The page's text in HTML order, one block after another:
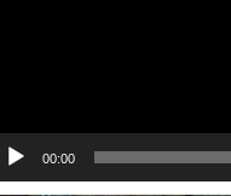
00:00